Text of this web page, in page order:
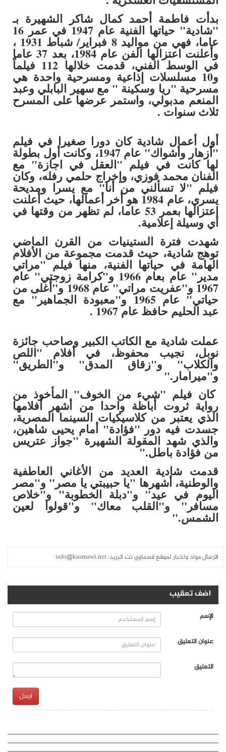
بدأت فاطمة أحمد كمال شاكر الشهيرة بـ
"شادية" حياتها الفنية عام 1947 في عمر 16
عاما، فهي من مواليد 8 فبراير/ شباط 1931 ،
وأعلنت اعتزالها الفن عام 1984، بعد 37 عاما
في الوسط الفني، قدمت خلالها 112 فيلماً
و10 مسلسلات إذاعية ومسرحية واحدة هي
مسرحية "ريا وسكينة " مع سهير البابلي وعبد
المنعم مدبولي، واستمر عرضها على المسرح
ثلاث سنوات .
أول أعمال شادية كان دورا صغيرا في فيلم
"أزهار وأشواك" عام 1947، وكانت أول بطولة
لها كانت في فيلم "العقل في اجازة" مع
الفنان محمد فوزي، وإخراج حلمي رفله، وكان
فيلم "لا تسألني من أنا" مع يسرا ومديحة
يسري، عام 1984 هو أخر أعمالها، حيث أعلنت
اعتزالها بعمر 53 عاما، لم تظهر من وقتها في
أي وسيلة إعلامية.
شهدت فترة الستينيات من القرن الماضي
توهج شادية، حيث قدمت مجموعة من الأفلام
الهامة في حياتها الفنية، منها فيلم "مراتي
مدير" عام بعام 1966 و"كرامة زوجتي" عام
1967 و"عفريت مراتي" عام 1968 و"أغلى من
حياتي" عام 1965 و"معبودة الجماهير" مع
عبد الحليم حافظ عام 1967 .
عملت شادية مع الكاتب الكبير وصاحب جائزة
نوبل، نجيب محفوظ، في أفلام "اللص
والكلاب" و"زقاق المدق" و"الطريق"
و"ميرامار."
كان فيلم "شيء من الخوف" المأخوذ من
رواية ثروت أباظة واحدا من أشهر أفلامها
الذي يعتبر من كلاسيكيات السينما المصرية،
جسدت فيه دور "فؤادة" أمام يحيى شاهين،
والذي شهد المقولة الشهيرة "جواز عتريس
من فؤادة باطل."
قدمت شادية العديد من الأغاني العاطفية
والوطنية، أشهرها "يا حبيبتي يا مصر" و"مصر
اليوم في عيد" و"دبلة الخطوبة" و"خلاص
مسافر" و"القلب معاك" و"قولوا لعين
الشمس."
لارسال مواد واخبار لموقع قسماوي نت البريد:info@kasmawi.net
اضف تعقيب
الإسم
عنوان التعليق
التعليق
ارسل